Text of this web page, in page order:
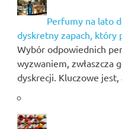
Perfumy na lato
dyskretny zapach, który
Wybór odpowiednich
wyzwaniem, zwłaszcza
dyskrecji. Kluczowe jest,